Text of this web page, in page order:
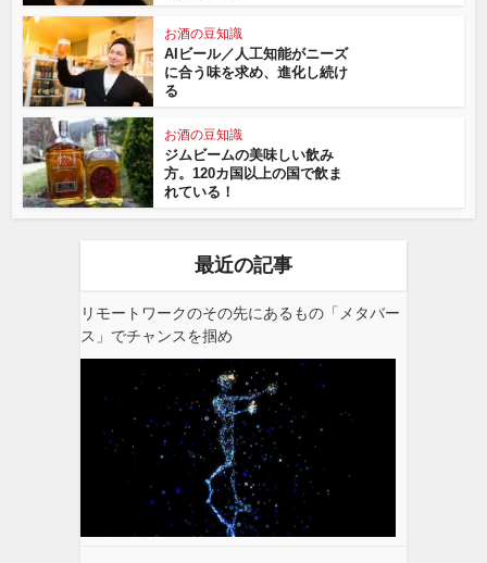
お酒の豆知識
AIビール／人工知能がニーズ
に合う味を求め、進化し続け
る
お酒の豆知識
ジムビームの美味しい飲み
方。120カ国以上の国で飲ま
れている！
最近の記事
リモートワークのその先にあるもの「メタバー
ス」でチャンスを掴め